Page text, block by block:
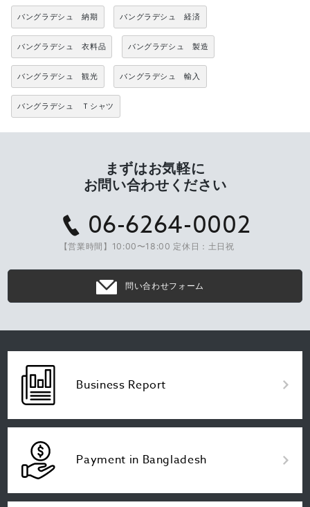
バングラデシュ 納期 バングラデシュ 経済
バングラデシュ 衣料品 バングラデシュ 製造
バングラデシュ 観光 バングラデシュ 輸入
バングラデシュ Ｔシャツ
まずはお気軽に
お問い合わせください
06-6264-0002
【営業時間】10:00〜18:00 定休日：土日祝
問い合わせフォーム
Business Report
Payment in Bangladesh